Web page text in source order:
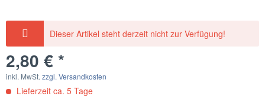
Dieser Artikel steht derzeit nicht zur Verfügung!
2,80 € *
inkl. MwSt. zzgl. Versandkosten
Lieferzeit ca. 5 Tage